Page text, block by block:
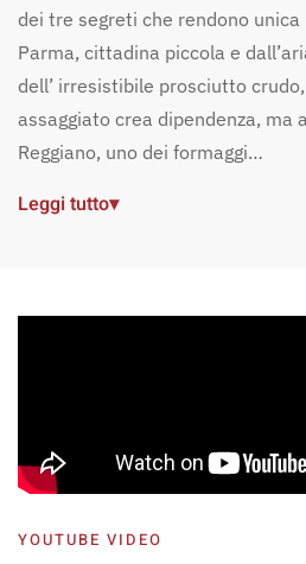
dei tre segreti che rendono
Parma, cittadina piccola e
dell’ irresistibile prosciutto
assaggiato crea dipendenza, ma
Reggiano, uno dei formaggi…
Leggi tutto▾
YOUTUBE VIDEO